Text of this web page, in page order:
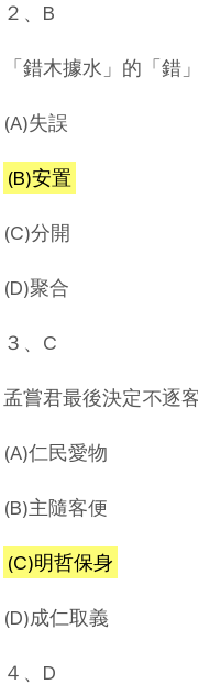
２、B
「錯木據水」的「錯
(A)失誤
(B)安置
(C)分開
(D)聚合
３、C
孟嘗君最後決定不逐
(A)仁民愛物
(B)主隨客便
(C)明哲保身
(D)成仁取義
４、D